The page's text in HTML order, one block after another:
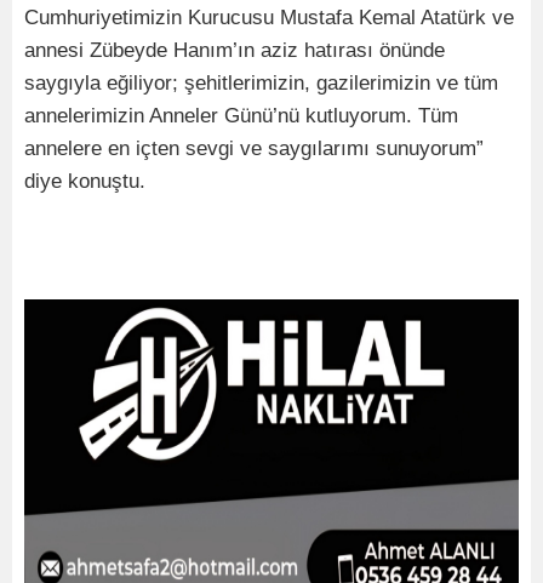
Cumhuriyetimizin Kurucusu Mustafa Kemal Atatürk ve
annesi Zübeyde Hanım’ın aziz hatırası önünde
saygıyla eğiliyor; şehitlerimizin, gazilerimizin ve tüm
annelerimizin Anneler Günü’nü kutluyorum. Tüm
annelere en içten sevgi ve saygılarımı sunuyorum”
diye konuştu.